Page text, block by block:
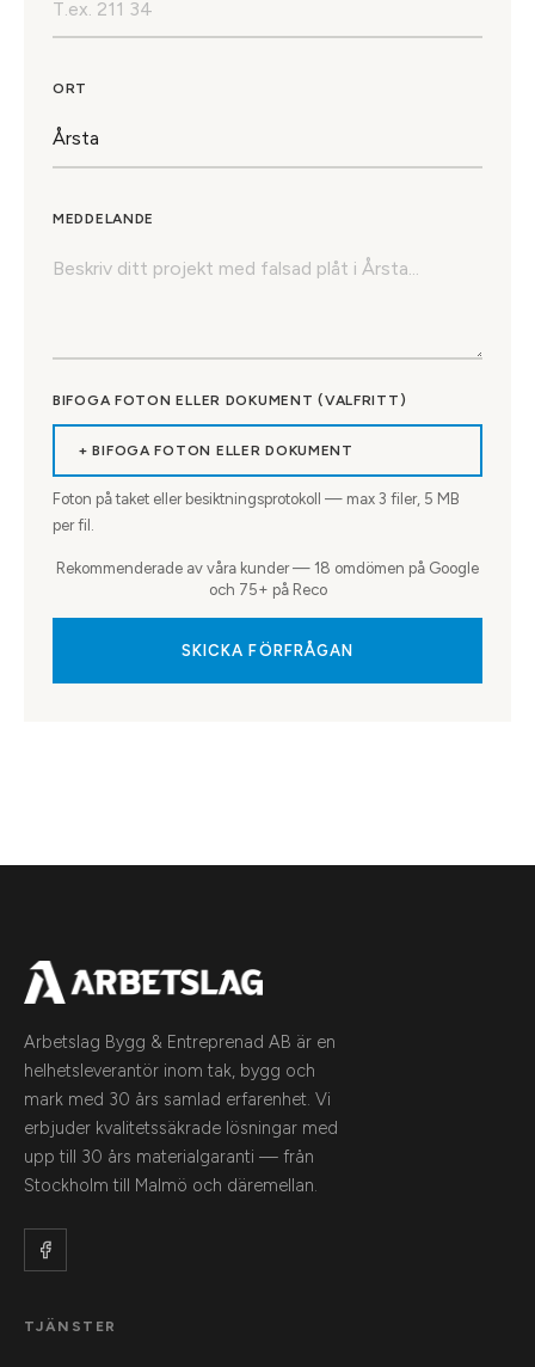
ORT
MEDDELANDE
BIFOGA FOTON ELLER DOKUMENT (VALFRITT)
+ BIFOGA FOTON ELLER DOKUMENT
Foton på taket eller besiktningsprotokoll — max 3 filer, 5 MB
per fil.
Rekommenderade av våra kunder — 18 omdömen på Google
och 75+ på Reco
SKICKA FÖRFRÅGAN
Arbetslag Bygg & Entreprenad AB är en
helhetsleverantör inom tak, bygg och
mark med 30 års samlad erfarenhet. Vi
erbjuder kvalitetssäkrade lösningar med
upp till 30 års materialgaranti — från
Stockholm till Malmö och däremellan.
TJÄNSTER